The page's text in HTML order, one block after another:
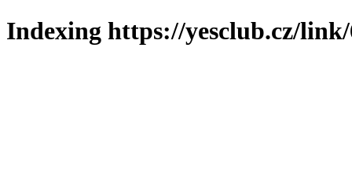
Indexing https://yesclub.cz/link/